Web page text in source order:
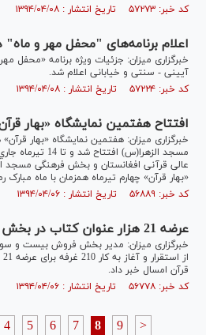
کد خبر: ۵۷۲۷۳ تاریخ انتشار : ۱۳۹۴/۰۴/۰۸
اعلام برنامه‌های "محفل مهر و ماه"
خبرگزاری میزان: جزئیات ویژه برنامه «محفل
آیینی - سنتی و خیابانی اعلام شد.
کد خبر: ۵۷۲۲۴ تاریخ انتشار : ۱۳۹۴/۰۴/۰۸
افتتاح هفتمین نمایشگاه «بهار
خبرگزاری میزان: هفتمین نمایشگاه «بهار
مسجد الزهرا(س)
عالی قرآنی افغانستان و بخش فرهنگی مسجد
«بهار قرآن» چهارم تيرماه همزمان با ماه مبارک
کد خبر: ۵۶۸۸۹ تاریخ انتشار : ۱۳۹۴/۰۴/۰۶
عرضه 21 هزار عنوان کتاب در بخش فروش نمایشگاه قرآن
خبرگزاری میزان: مدیر بخش فروش بیست و
قرآن امسال خبر داد.
کد خبر: ۵۶۷۷۸ تاریخ انتشار : ۱۳۹۴/۰۴/۰۶
4 5 6 7 8 9 >